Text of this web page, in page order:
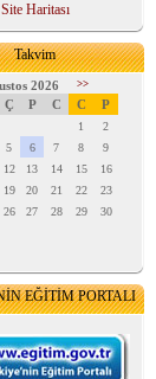
Site Haritası
Takvim
2026 >>
Ç P C C P
1
2
5 6 7 8
9
12 13 14 15
16
19 20 21 22
23
26 27 28 29
30
EĞİTİM PORTALI